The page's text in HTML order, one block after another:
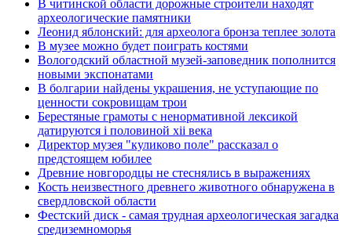
В читинской области дорожные строители находят
археологические памятники
Леонид яблонский: для археолога бронза теплее золота
В музее можно будет поиграть костями
Вологодский областной музей-заповедник пополнится
новыми экспонатами
В болгарии найдены украшения, не уступающие по
ценности сокровищам трои
Берестяные грамоты с ненормативной лексикой
датируются i половиной xii века
Директор музея "куликово поле" рассказал о
предстоящем юбилее
Древние новгородцы не стеснялись в выражениях
Кость неизвестного древнего животного обнаружена в
свердловской области
Фестский диск - самая трудная археологическая загадка
средиземноморья